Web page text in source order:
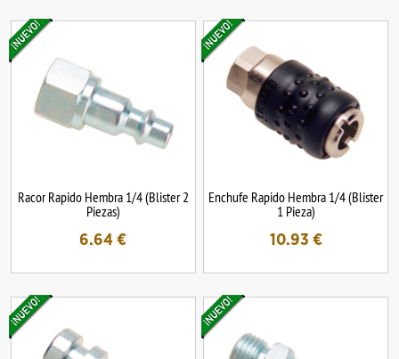
Racor Rapido Hembra 1/4 (Blister 2
Piezas)
6.64 €
Enchufe Rapido Hembra 1/4 (Blister
1 Pieza)
10.93 €